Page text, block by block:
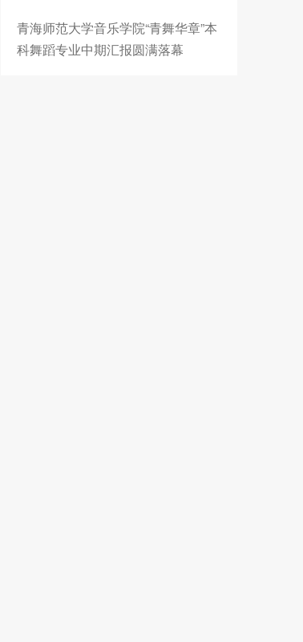
青海师范大学音乐学院“青舞华章”本
科舞蹈专业中期汇报圆满落幕